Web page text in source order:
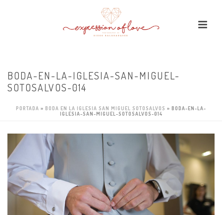
BODA-EN-LA-IGLESIA-SAN-MIGUEL-
SOTOSALVOS-014
PORTADA » BODA EN LA IGLESIA SAN MIGUEL SOTOSALVOS » BODA-EN-LA-
IGLESIA-SAN-MIGUEL-SOTOSALVOS-014